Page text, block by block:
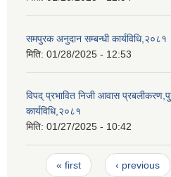
समपुरक अनुदान सम्बन्धी कार्यविधि,२०८१
मिति: 01/28/2025 - 12:53
विपद् प्रभावित निजी आवास
कार्यविधि,२०८१
मिति: 01/27/2025 - 10:42
Pages
« first ‹ previous